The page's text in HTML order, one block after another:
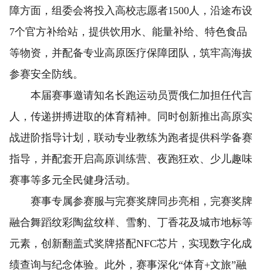
障方面，组委会将投入高校志愿者1500人，沿途布设
7个官方补给站，提供饮用水、能量补给、特色食品
等物资，并配备专业高原医疗保障团队，筑牢高海拔
参赛安全防线。
本届赛事邀请知名长跑运动员贾俄仁加担任代言
人，传递拼搏进取的体育精神。同时创新推出高原实
战进阶指导计划，联动专业教练为跑者提供科学备赛
指导，并配套开启高原训练营、夜跑狂欢、少儿趣味
赛事等多元全民健身活动。
赛事专属参赛服与完赛奖牌同步亮相，完赛奖牌
融合舞蹈纹彩陶盆纹样、雪豹、丁香花及城市地标等
元素，创新翻盖式奖牌搭配NFC芯片，实现数字化成
绩查询与纪念体验。此外，赛事深化“体育+文旅”融